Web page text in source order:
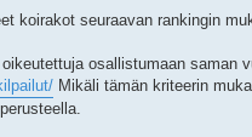
koirakot seuraavan rankingin
osallistumaan saman
Mikäli tämän kriteerin